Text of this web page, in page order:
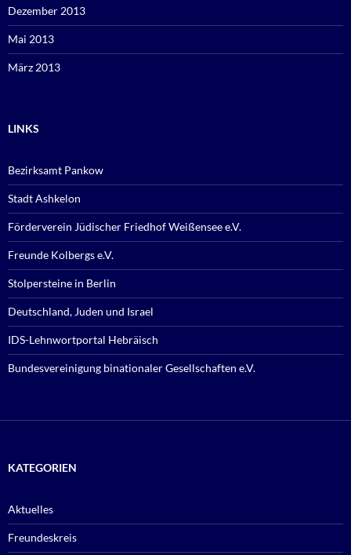
Dezember 2013
Mai 2013
März 2013
LINKS
Bezirksamt Pankow
Stadt Ashkelon
Förderverein Jüdischer Friedhof Weißensee e.V.
Freunde Kolbergs e.V.
Stolpersteine in Berlin
Deutschland, Juden und Israel
IDS-Lehnwortportal Hebräisch
Bundesvereinigung binationaler Gesellschaften e.V.
KATEGORIEN
Aktuelles
Freundeskreis